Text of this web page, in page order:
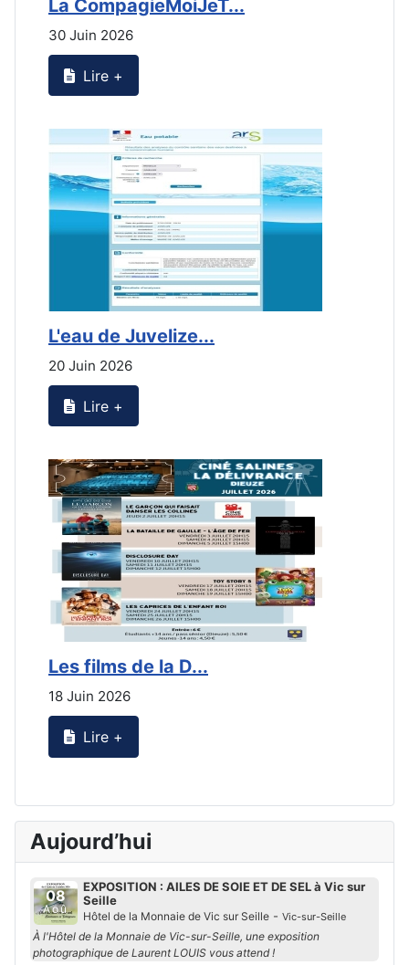
La CompagieMoiJeT...
30 Juin 2026
Lire +
L'eau de Juvelize...
20 Juin 2026
Lire +
Les films de la D...
18 Juin 2026
Lire +
Aujourd’hui
08
Aoû
EXPOSITION : AILES DE SOIE ET DE SEL à Vic sur
Seille
Hôtel de la Monnaie de Vic sur Seille - Vic-sur-Seille
À l'Hôtel de la Monnaie de Vic-sur-Seille, une exposition
photographique de Laurent LOUIS vous attend !